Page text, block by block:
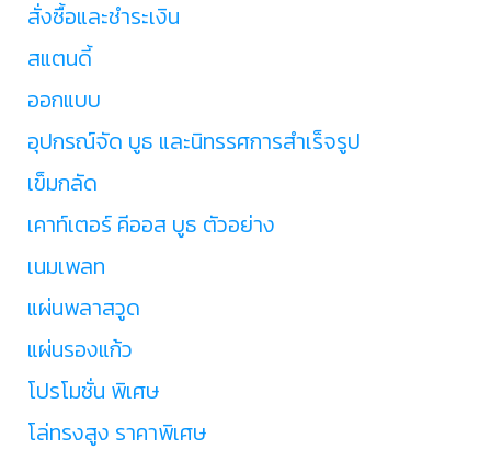
สั่งซื้อและชำระเงิน
สแตนดี้
ออกแบบ
อุปกรณ์จัด บูธ และนิทรรศการสำเร็จรูป
เข็มกลัด
เคาท์เตอร์ คีออส บูธ ตัวอย่าง
เนมเพลท
แผ่นพลาสวูด
แผ่นรองแก้ว
โปรโมชั่น พิเศษ
โล่ทรงสูง ราคาพิเศษ